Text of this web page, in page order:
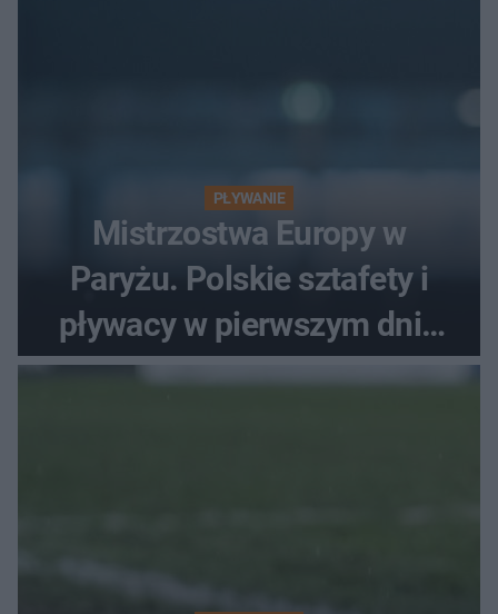
PŁYWANIE
Mistrzostwa Europy w
Paryżu. Polskie sztafety i
pływacy w pierwszym dniu
finałów